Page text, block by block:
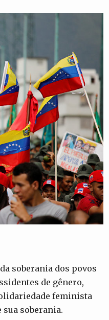
soberania dos povos
de gênero,
feminista
soberania.